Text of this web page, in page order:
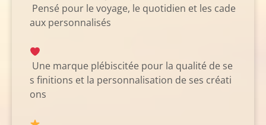
Pensé pour le voyage, le quotidien et les cade
aux personnalisés
Une marque plébiscitée pour la qualité de se
s finitions et la personnalisation de ses créati
ons